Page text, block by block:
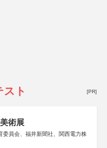
ト [PR]
術展
委員会、福井新聞社、関西電力株